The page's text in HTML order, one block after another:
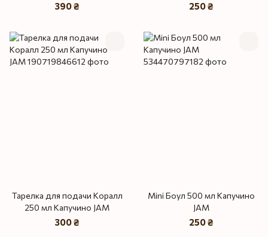
390 ₴ 250 ₴
Тарелка для подачи Коралл
250 мл Капучино JAM
300 ₴
Mini Боул 500 мл Капучино
JAM
250 ₴